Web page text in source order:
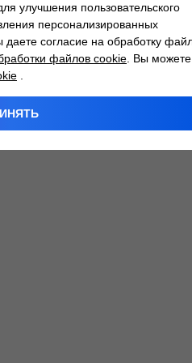
atlantm.by (see the
улучшения пользовательского
персонализированных
согласие на обработку
файлов cookie . Вы можете